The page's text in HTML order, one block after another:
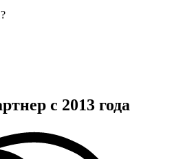
с 2013 года